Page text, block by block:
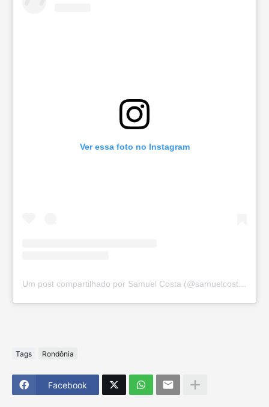
Ver essa foto no Instagram
Um post compartilhado por Samuel Costa (@samuelcostapvh)
Tags Rondônia
Facebook